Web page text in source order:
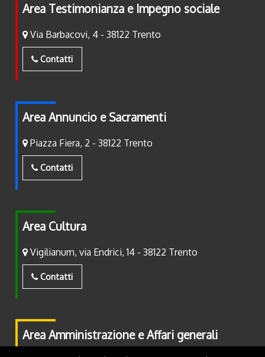
Area Testimonianza e Impegno sociale
Via Barbacovi, 4 - 38122 Trento
Contatti
Area Annuncio e Sacramenti
Piazza Fiera, 2 - 38122 Trento
Contatti
Area Cultura
Vigilianum, via Endrici, 14 - 38122 Trento
Contatti
Area Amministrazione e Affari generali